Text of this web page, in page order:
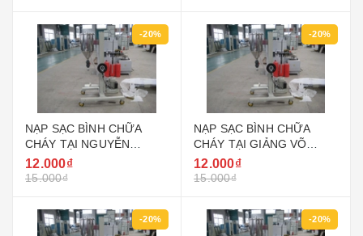
-20%
NẠP SẠC BÌNH CHỮA
CHÁY TẠI NGUYỄN
TRUNG TRỰC QUẬN BA
ĐÌNH HÀ NỘI
12.000₫
15.000₫
-20%
NẠP SẠC BÌNH CHỮA
CHÁY TẠI GIẢNG VÕ
QUẬN BA ĐÌNH HÀ NỘI
12.000₫
15.000₫
-20% -20%